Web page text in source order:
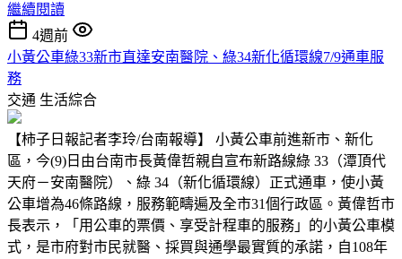
繼續閱讀
4週前
小黃公車綠33新市直達安南醫院、綠34新化循環線7/9通車服
務
交通 生活綜合
【柿子日報記者李玲/台南報導】 小黃公車前進新市、新化
區，今(9)日由台南市長黃偉哲親自宣布新路線綠 33（潭頂代
天府－安南醫院）、綠 34（新化循環線）正式通車，使小黃
公車增為46條路線，服務範疇遍及全市31個行政區。黃偉哲市
長表示，「用公車的票價、享受計程車的服務」的小黃公車模
式，是市府對市民就醫、採買與通學最實質的承諾，自108年